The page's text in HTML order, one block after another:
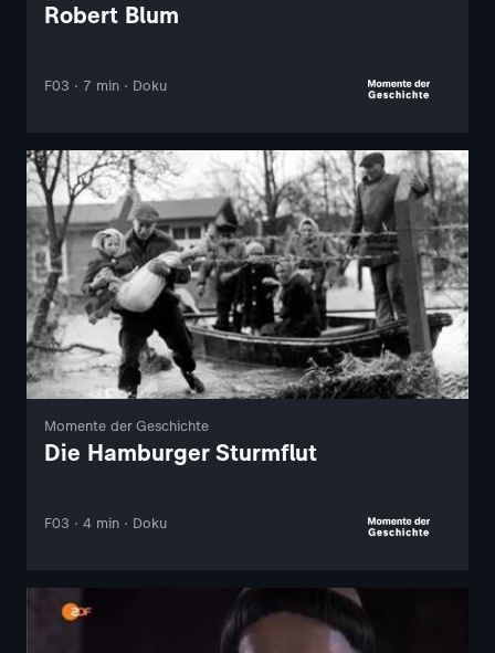
Robert Blum
F03 · 7 min · Doku
Momente der Geschichte
Die Hamburger Sturmflut
F03 · 4 min · Doku